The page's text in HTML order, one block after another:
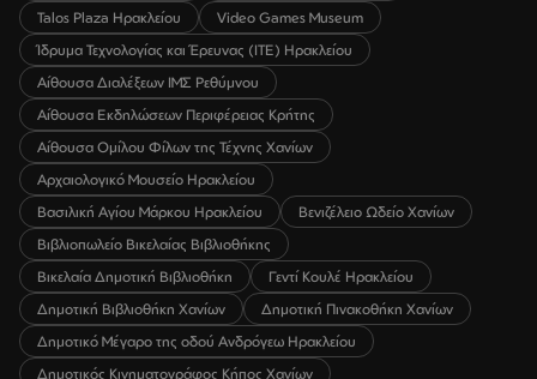
Talos Plaza Ηρακλείου
Video Games Museum
Ίδρυμα Τεχνολογίας και Έρευνας (ΙΤΕ) Ηρακλείου
Αίθουσα Διαλέξεων ΙΜΣ Ρεθύμνου
Αίθουσα Εκδηλώσεων Περιφέρειας Κρήτης
Αίθουσα Ομίλου Φίλων της Τέχνης Χανίων
Αρχαιολογικό Μουσείο Ηρακλείου
Βασιλική Αγίου Μάρκου Ηρακλείου
Βενιζέλειο Ωδείο Χανίων
Βιβλιοπωλείο Βικελαίας Βιβλιοθήκης
Βικελαία Δημοτική Βιβλιοθήκη
Γεντί Κουλέ Ηρακλείου
Δημοτική Βιβλιοθήκη Χανίων
Δημοτική Πινακοθήκη Χανίων
Δημοτικό Μέγαρο της οδού Ανδρόγεω Ηρακλείου
Δημοτικός Κινηματογράφος Κήπος Χανίων